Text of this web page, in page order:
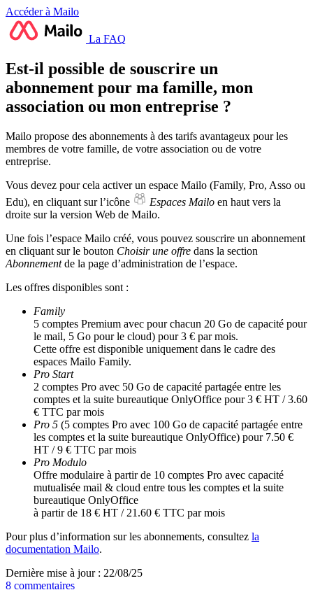
Accéder à Mailo
La FAQ
Est-il possible de souscrire un
abonnement pour ma famille, mon
association ou mon entreprise ?
Mailo propose des abonnements à des tarifs avantageux pour les
membres de votre famille, de votre association ou de votre
entreprise.
Vous devez pour cela activer un espace Mailo (Family, Pro, Asso ou
Edu), en cliquant sur l’icône
Espaces Mailo en haut vers la
droite sur la version Web de Mailo.
Une fois l’espace Mailo créé, vous pouvez souscrire un abonnement
en cliquant sur le bouton Choisir une offre dans la section
Abonnementde la page d’administration de l’espace.
Les offres disponibles sont :
Family
5 comptes Premium avec pour chacun 20 Go de capacité pour
le mail, 5 Go pour le cloud) pour 3 € par mois.
Cette offre est disponible uniquement dans le cadre des
espaces Mailo Family.
Pro Start
2 comptes Pro avec 50 Go de capacité partagée entre les
comptes et la suite bureautique OnlyOffice pour 3 € HT / 3.60
€ TTC par mois
Pro 5 (5 comptes Pro avec 100 Go de capacité partagée entre
les comptes et la suite bureautique OnlyOffice) pour 7.50 €
HT / 9 € TTC par mois
Pro Modulo
Offre modulaire à partir de 10 comptes Pro avec capacité
mutualisée mail & cloud entre tous les comptes et la suite
bureautique OnlyOffice
à partir de 18 € HT / 21.60 € TTC par mois
Pour plus d’information sur les abonnements, consultez la
documentation Mailo.
Dernière mise à jour : 22/08/25
8 commentaires